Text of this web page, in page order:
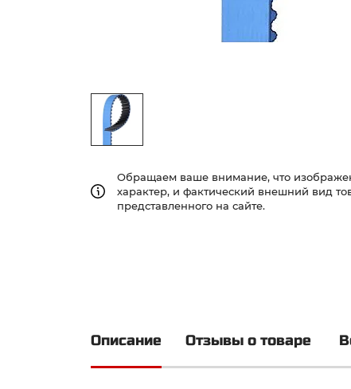
Обращаем ваше внимание, что
характер, и фактический внешний вид
представленного на сайте.
Описание Отзывы о товаре